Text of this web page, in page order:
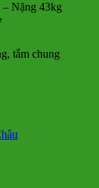
– Nặng 43kg
tắm chung